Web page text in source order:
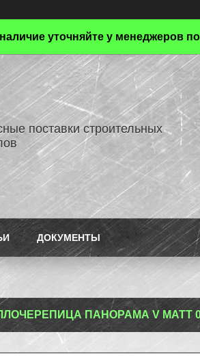
уточняйте у менеджеров
поставки строительных
ДОКУМЕНТЫ
ПАНОРАМА V МАТТ